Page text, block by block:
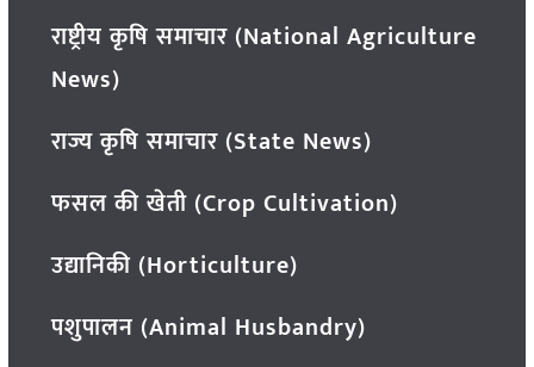
राष्ट्रीय कृषि समाचार (National Agriculture
News)
राज्य कृषि समाचार (State News)
फसल की खेती (Crop Cultivation)
उद्यानिकी (Horticulture)
पशुपालन (Animal Husbandry)